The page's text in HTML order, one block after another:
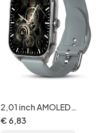
2,01 inch AMOLED
smartwatch - fitness
tracker & aanpasbare
€ 6,83